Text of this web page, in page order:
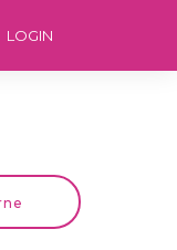
LOGIN